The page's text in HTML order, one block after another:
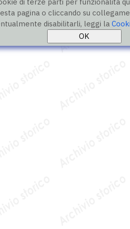
pagina o cliccando su
disabilitarli, leggi la